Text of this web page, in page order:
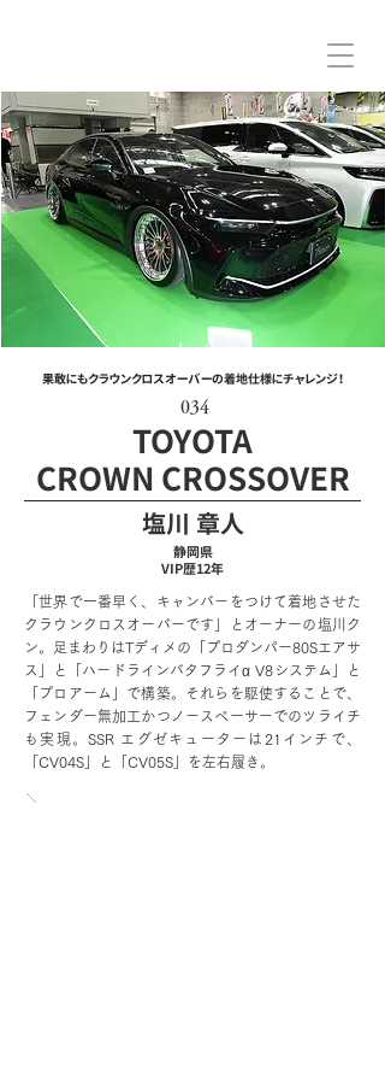
果敢にもクラウンクロスオーバーの着地仕様にチャレンジ！
034
TOYOTA
CROWN CROSSOVER
塩川 章人
静岡県
VIP歴12年
「世界で一番早く、キャンバーをつけて着地させた
クラウンクロスオーバーです」とオーナーの塩川ク
ン。足まわりはTディメの「プロダンパー80Sエアサ
ス」と「ハードラインバタフライα V8システム」と
「プロアーム」で構築。それらを駆使することで、
フェンダー無加工かつノースペーサーでのツライチ
も実現。SSR エグゼキューターは21インチで、
「CV04S」と「CV05S」を左右履き。